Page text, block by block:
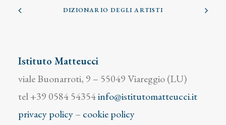
DIZIONARIO DEGLI ARTISTI
Istituto Matteucci
viale Buonarroti, 9 – 55049 Viareggio (LU)
tel +39 0584 54354info@istitutomatteucci.it
privacy policy– cookie policy